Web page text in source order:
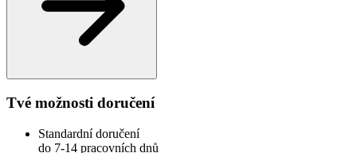
Tvé možnosti doručení
Standardní doručení
do 7-14 pracovních dnů